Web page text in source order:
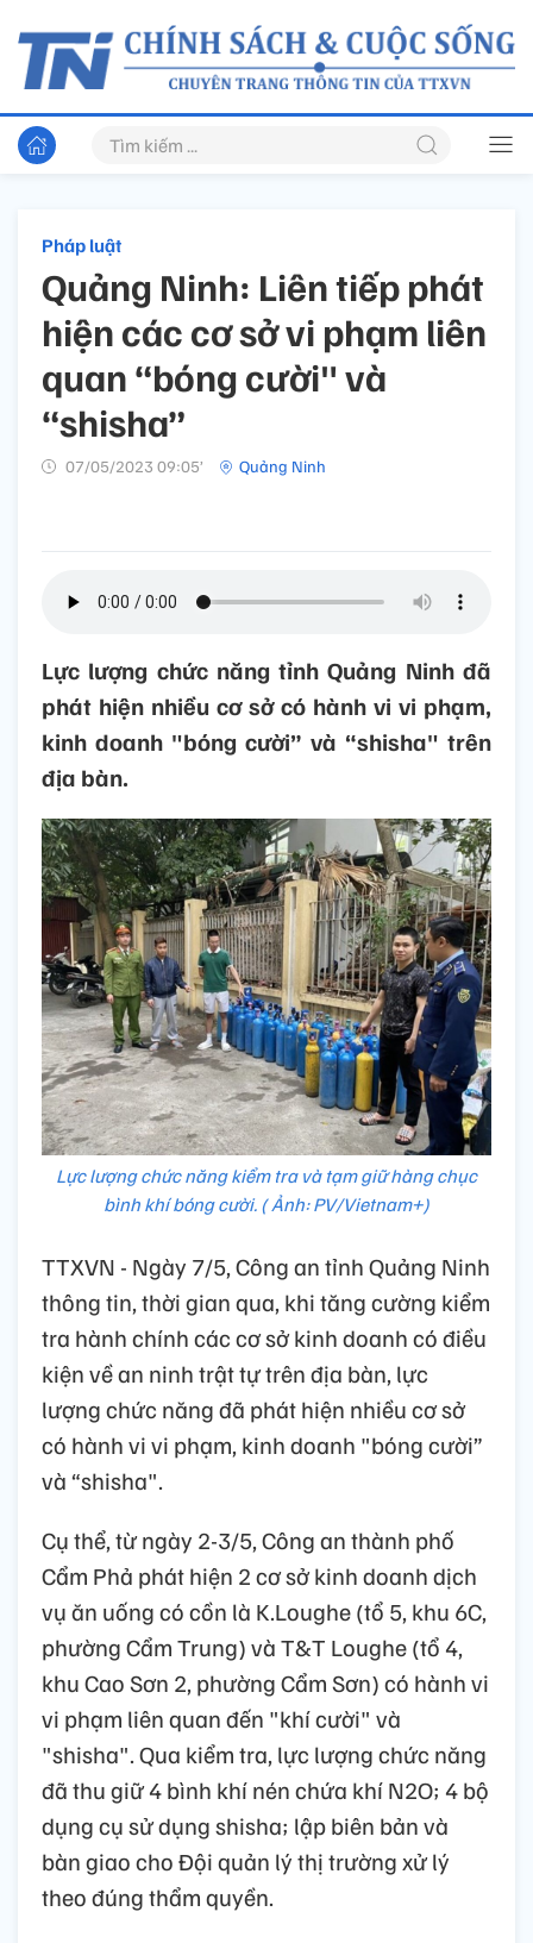
Pháp luật
Quảng Ninh: Liên tiếp phát
hiện các cơ sở vi phạm liên
quan “bóng cười" và
“shisha”
07/05/2023 09:05’ Quảng Ninh
Lực lượng chức năng tỉnh Quảng Ninh đã
phát hiện nhiều cơ sở có hành vi vi phạm,
kinh doanh "bóng cười” và “shisha" trên
địa bàn.
Lực lượng chức năng kiểm tra và tạm giữ hàng chục
bình khí bóng cười. ( Ảnh: PV/Vietnam+)
TTXVN - Ngày 7/5, Công an tỉnh Quảng Ninh
thông tin, thời gian qua, khi tăng cường kiểm
tra hành chính các cơ sở kinh doanh có điều
kiện về an ninh trật tự trên địa bàn, lực
lượng chức năng đã phát hiện nhiều cơ sở
có hành vi vi phạm, kinh doanh "bóng cười”
và “shisha".
Cụ thể, từ ngày 2-3/5, Công an thành phố
Cẩm Phả phát hiện 2 cơ sở kinh doanh dịch
vụ ăn uống có cồn là K.Loughe (tổ 5, khu 6C,
phường Cẩm Trung) và T&T Loughe (tổ 4,
khu Cao Sơn 2, phường Cẩm Sơn) có hành vi
vi phạm liên quan đến "khí cười" và
"shisha". Qua kiểm tra, lực lượng chức năng
đã thu giữ 4 bình khí nén chứa khí N2O; 4 bộ
dụng cụ sử dụng shisha; lập biên bản và
bàn giao cho Đội quản lý thị trường xử lý
theo đúng thẩm quyền.